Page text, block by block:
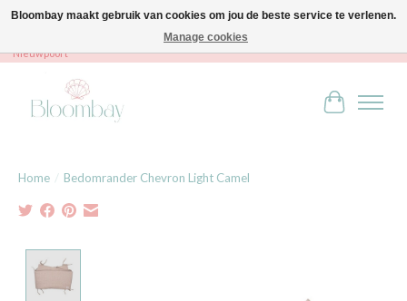
Bloombay - Babies & Kids - Bali home & interior - Robert Orlentpromenade 9A -
Nieuwpoort
Home / Bedomrander Chevron Light Camel
Bloombay maakt gebruik van cookies om jou de beste service te verlenen.
Manage cookies